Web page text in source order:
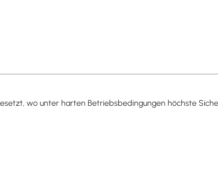
wo unter harten Betriebsbedingungen höchste